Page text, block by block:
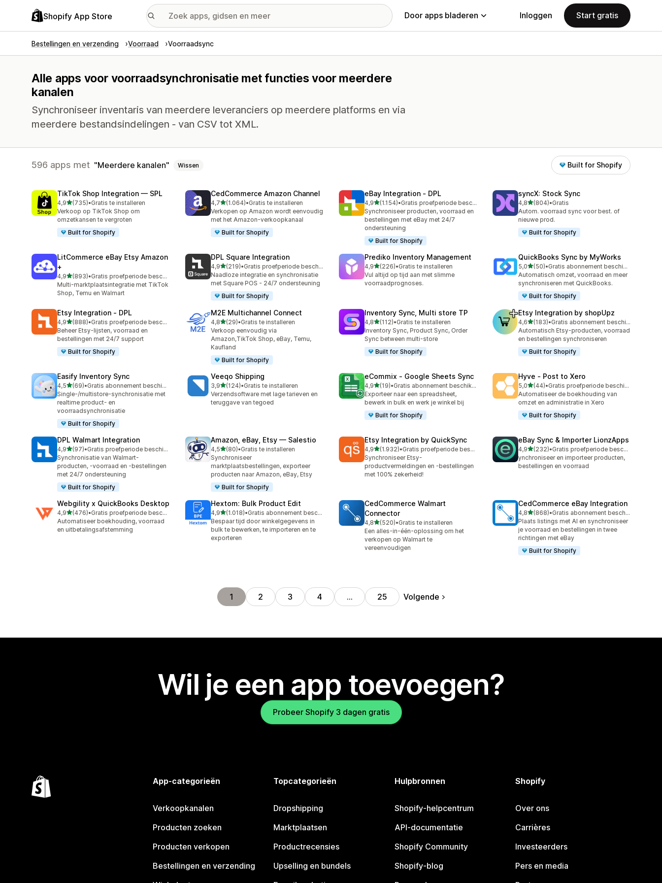
Shopify App Store Door apps bladeren Inloggen Start gratis
Bestellingen en verzending Voorraad Voorraadsync
Alle apps voor voorraadsynchronisatie met functies voor meerdere
kanalen
Synchroniseer inventaris van meerdere leveranciers op meerdere platforms en via
meerdere bestandsindelingen - van CSV tot XML.
596 apps met Meerdere kanalen Wissen Built for Shopify
TikTok Shop Integration — SPL
4,9van 5 sterren
(735)
735 recensies in totaal
•Gratis te installeren
Verkoop op TikTok Shop om
omzetkansen te vergroten
Built for Shopify
CedCommerce Amazon Channel
4,7van 5 sterren
(1.064)
1064 recensies in totaal
•Gratis te installeren
Verkopen op Amazon wordt eenvoudig
met het Amazon-verkoopkanaal
Built for Shopify
eBay Integration ‑ DPL
4,9van 5 sterren
(1.154)
1154 recensies in totaal
•
Gratis proefperiode beschikbaar
Synchroniseer producten, voorraad en
bestellingen met eBay met 24/7
ondersteuning
Built for Shopify
syncX: Stock Sync
4,8van 5 sterren
(804)
804 recensies in totaal
•Gratis
Autom. voorraad sync voor best. of
nieuwe prod.
Built for Shopify
LitCommerce eBay Etsy Amazon
+
4,9van 5 sterren
(893)
893 recensies in totaal
•
Gratis proefperiode beschikbaar
Multi-marktplaatsintegratie met TikTok
Shop, Temu en Walmart
DPL Square Integration
4,9van 5 sterren
(219)
219 recensies in totaal
•
Gratis proefperiode beschikbaar
Naadloze integratie en synchronisatie
met Square POS - 24/7 ondersteuning
Built for Shopify
Prediko Inventory Management
4,9van 5 sterren
(226)
226 recensies in totaal
•Gratis te installeren
Vul altijd op tijd aan met slimme
voorraadprognoses.
QuickBooks Sync by MyWorks
5,0van 5 sterren
(50)
50 recensies in totaal
•
Gratis abonnement beschikbaar
Automatisch omzet, voorraad en meer
synchroniseren met QuickBooks.
Built for Shopify
Etsy Integration ‑ DPL
4,9van 5 sterren
(888)
888 recensies in totaal
•
Gratis proefperiode beschikbaar
Beheer Etsy-lijsten, voorraad en
bestellingen met 24/7 support
Built for Shopify
M2E Multichannel Connect
4,8van 5 sterren
(29)
29 recensies in totaal
•Gratis te installeren
Verkoop eenvoudig via
Amazon,TikTok Shop, eBay, Temu,
Kaufland
Built for Shopify
Inventory Sync, Multi store TP
4,8van 5 sterren
(112)
112 recensies in totaal
•Gratis te installeren
Inventory Sync, Product Sync, Order
Sync between multi-store
Built for Shopify
Etsy Integration by shopUpz
4,6van 5 sterren
(183)
183 recensies in totaal
•
Gratis abonnement beschikbaar
Automatisch Etsy-producten, voorraad
en bestellingen synchroniseren
Built for Shopify
Easify Inventory Sync
4,5van 5 sterren
(69)
69 recensies in totaal
•
Gratis abonnement beschikbaar
Single-/multistore-synchronisatie met
realtime product- en
voorraadsynchronisatie
Built for Shopify
Veeqo Shipping
3,9van 5 sterren
(124)
124 recensies in totaal
•Gratis te installeren
Verzendsoftware met lage tarieven en
teruggave van tegoed
eCommix ‑ Google Sheets Sync
4,9van 5 sterren
(19)
19 recensies in totaal
•
Gratis abonnement beschikbaar
Exporteer naar een spreadsheet,
bewerk in bulk en werk je winkel bij
Built for Shopify
Hyve ‑ Post to Xero
5,0van 5 sterren
(44)
44 recensies in totaal
•
Gratis proefperiode beschikbaar
Automatiseer de boekhouding van
omzet en administratie in Xero
Built for Shopify
DPL Walmart Integration
4,9van 5 sterren
(97)
97 recensies in totaal
•
Gratis proefperiode beschikbaar
Synchronisatie van Walmart-
producten, -voorraad en -bestellingen
met 24/7 ondersteuning
Built for Shopify
Amazon, eBay, Etsy — Salestio
4,5van 5 sterren
(80)
80 recensies in totaal
•Gratis te installeren
Synchroniseer
marktplaatsbestellingen, exporteer
producten naar Amazon, eBay, Etsy
Built for Shopify
Etsy Integration by QuickSync
4,9van 5 sterren
(1.932)
1932 recensies in totaal
•
Gratis proefperiode beschikbaar
Synchroniseer Etsy-
productvermeldingen en -bestellingen
met 100% zekerheid!
eBay Sync & Importer LionzApps
4,9van 5 sterren
(232)
232 recensies in totaal
•
Gratis proefperiode beschikbaar
ynchroniseer en importeer producten,
bestellingen en voorraad
Webgility x QuickBooks Desktop
4,9van 5 sterren
(476)
476 recensies in totaal
•
Gratis proefperiode beschikbaar
Automatiseer boekhouding, voorraad
en uitbetalingsafstemming
Hextom: Bulk Product Edit
4,9van 5 sterren
(1.018)
1018 recensies in totaal
•
Gratis abonnement beschikbaar
Bespaar tijd door winkelgegevens in
bulk te bewerken, te importeren en te
exporteren
CedCommerce Walmart
Connector
4,8van 5 sterren
(520)
520 recensies in totaal
•Gratis te installeren
Een alles-in-één-oplossing om het
verkopen op Walmart te
vereenvoudigen
CedCommerce eBay Integration
4,8van 5 sterren
(868)
868 recensies in totaal
•
Gratis abonnement beschikbaar
Plaats listings met AI en synchroniseer
je voorraad en bestellingen in twee
richtingen met eBay
Built for Shopify
1 2 3 4 … 25 Volgende
Wil je een app toevoegen?
Probeer Shopify 3 dagen gratis
App-categorieën
Verkoopkanalen
Producten zoeken
Producten verkopen
Bestellingen en verzending
Topcategorieën
Dropshipping
Marktplaatsen
Productrecensies
Upselling en bundels
Hulpbronnen
Shopify-helpcentrum
API-documentatie
Shopify Community
Shopify-blog
Shopify
Over ons
Carrières
Investeerders
Pers en media